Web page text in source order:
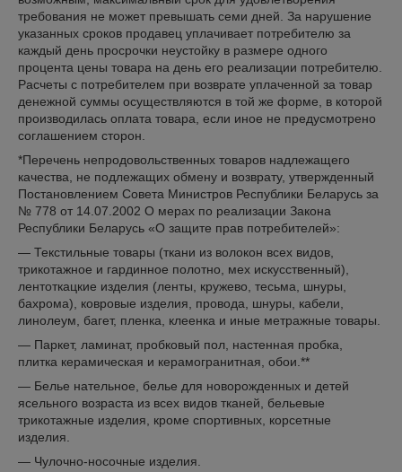
требования не может превышать семи дней. За нарушение
указанных сроков продавец уплачивает потребителю за
каждый день просрочки неустойку в размере одного
процента цены товара на день его реализации потребителю.
Расчеты с потребителем при возврате уплаченной за товар
денежной суммы осуществляются в той же форме, в которой
производилась оплата товара, если иное не предусмотрено
соглашением сторон.
*Перечень непродовольственных товаров надлежащего
качества, не подлежащих обмену и возврату, утвержденный
Постановлением Совета Министров Республики Беларусь за
№ 778 от 14.07.2002 О мерах по реализации Закона
Республики Беларусь «О защите прав потребителей»:
— Текстильные товары (ткани из волокон всех видов,
трикотажное и гардинное полотно, мех искусственный),
лентоткацкие изделия (ленты, кружево, тесьма, шнуры,
бахрома), ковровые изделия, провода, шнуры, кабели,
линолеум, багет, пленка, клеенка и иные метражные товары.
— Паркет, ламинат, пробковый пол, настенная пробка,
плитка керамическая и керамогранитная, обои.**
— Белье нательное, белье для новорожденных и детей
ясельного возраста из всех видов тканей, бельевые
трикотажные изделия, кроме спортивных, корсетные
изделия.
— Чулочно-носочные изделия.